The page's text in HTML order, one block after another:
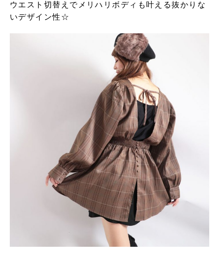
ウエスト切替えでメリハリボディも叶える抜かりな
いデザイン性☆